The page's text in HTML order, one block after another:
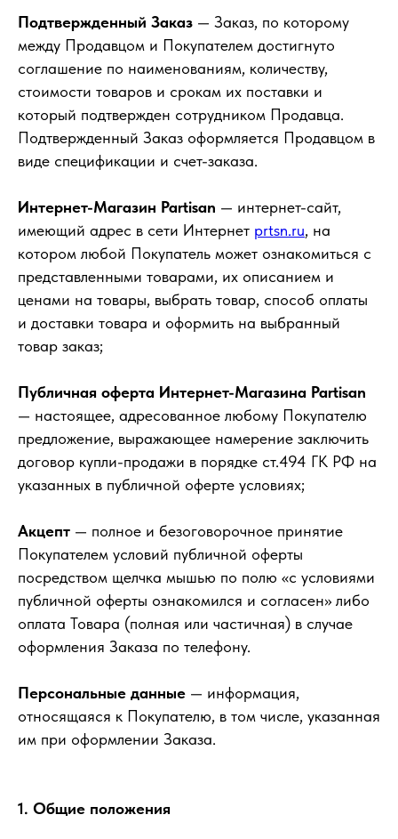
Подтвержденный Заказ — Заказ, по которому
между Продавцом и Покупателем достигнуто
соглашение по наименованиям, количеству,
стоимости товаров и срокам их поставки и
который подтвержден сотрудником Продавца.
Подтвержденный Заказ оформляется Продавцом в
виде спецификации и счет-заказа.
Интернет-Магазин Partisan — интернет-сайт,
имеющий адрес в сети Интернет prtsn.ru, на
котором любой Покупатель может ознакомиться с
представленными товарами, их описанием и
ценами на товары, выбрать товар, способ оплаты
и доставки товара и оформить на выбранный
товар заказ;
Публичная оферта Интернет-Магазина Partisan
— настоящее, адресованное любому Покупателю
предложение, выражающее намерение заключить
договор купли-продажи в порядке ст.494 ГК РФ на
указанных в публичной оферте условиях;
Акцепт — полное и безоговорочное принятие
Покупателем условий публичной оферты
посредством щелчка мышью по полю «с условиями
публичной оферты ознакомился и согласен» либо
оплата Товара (полная или частичная) в случае
оформления Заказа по телефону.
Персональные данные — информация,
относящаяся к Покупателю, в том числе, указанная
им при оформлении Заказа.
1. Общие положения